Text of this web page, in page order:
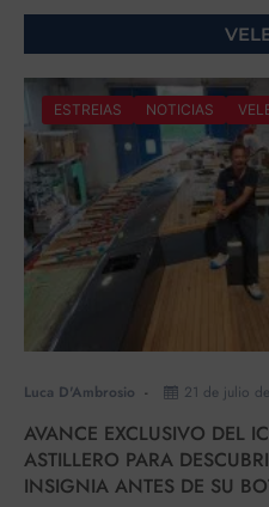
ESTREIAS NOTICIAS
Luca D'Ambrosio 21 de julio
AVANCE EXCLUSIVO DEL
ASTILLERO PARA
INSIGNIA ANTES DE SU